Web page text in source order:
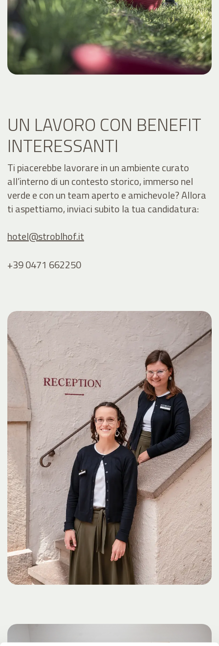
UN LAVORO CON BENEFIT
INTERESSANTI
Ti piacerebbe lavorare in un ambiente curato
all’interno di un contesto storico, immerso nel
verde e con un team aperto e amichevole? Allora
ti aspettiamo, inviaci subito la tua candidatura:
hotel@stroblhof.it
+39 0471 662250